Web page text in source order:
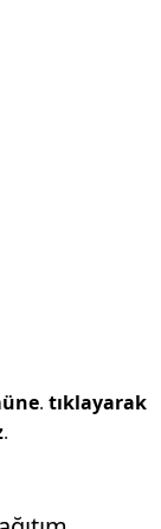
. tıklayarak
.